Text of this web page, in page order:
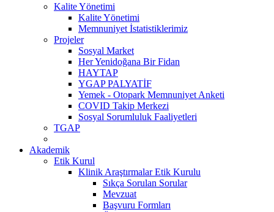
Kalite Yönetimi
Kalite Yönetimi
Memnuniyet İstatistiklerimiz
Projeler
Sosyal Market
Her Yenidoğana Bir Fidan
HAYTAP
YGAP PALYATİF
Yemek - Otopark Memnuniyet Anketi
COVID Takip Merkezi
Sosyal Sorumluluk Faaliyetleri
TGAP
Akademik
Etik Kurul
Klinik Araştırmalar Etik Kurulu
Sıkça Sorulan Sorular
Mevzuat
Başvuru Formları